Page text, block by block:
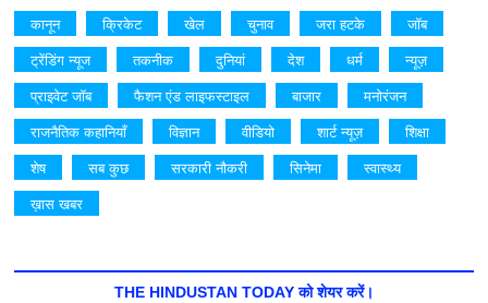
कानून
क्रिकेट खेल चुनाव जरा हटके
जॉब
ट्रेंडिंग न्यूज
तकनीक दुनियां देश धर्म
न्यूज़
प्राइवेट जॉब
फैशन एंड लाइफस्टाइल बाजार
मनोरंजन
राजनैतिक कहानियाँ
विज्ञान वीडियो शार्ट न्यूज़
शिक्षा
शेष
सब कुछ सरकारी नौकरी सिनेमा
स्वास्थ्य
ख़ास खबर
THE HINDUSTAN TODAY को शेयर करें।